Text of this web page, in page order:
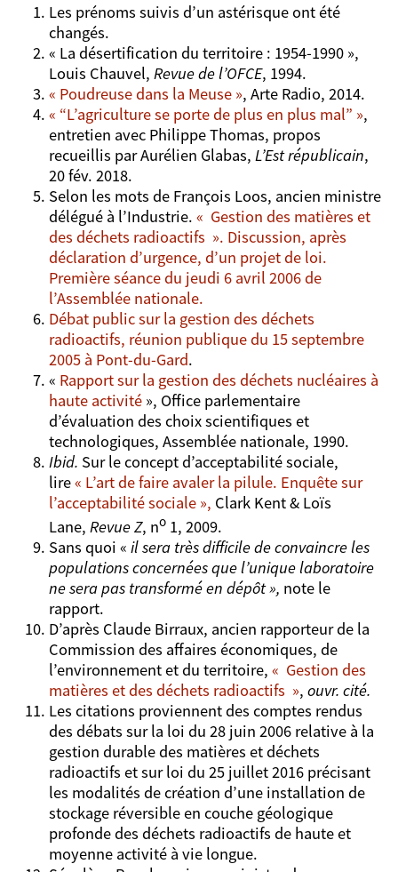
Les prénoms suivis d’un astérisque ont été
changés.
« La désertification du territoire : 1954-1990 »,
Louis Chauvel, Revue de l’OFCE, 1994.
« Poudreuse dans la Meuse », Arte Radio, 2014.
« “L’agriculture se porte de plus en plus mal” »,
entretien avec Philippe Thomas, propos
recueillis par Aurélien Glabas, L’Est républicain,
20 fév. 2018.
Selon les mots de François Loos, ancien ministre
délégué à l’Industrie. « Gestion des matières et
des déchets radioactifs ». Discussion, après
déclaration d’urgence, d’un projet de loi.
Première séance du jeudi 6 avril 2006 de
l’Assemblée nationale.
Débat public sur la gestion des déchets
radioactifs, réunion publique du 15 septembre
2005 à Pont-du-Gard.
« Rapport sur la gestion des déchets nucléaires à
haute activité », Office parlementaire
d’évaluation des choix scientifiques et
technologiques, Assemblée nationale, 1990.
Ibid. Sur le concept d’acceptabilité sociale,
lire« L’art de faire avaler la pilule. Enquête sur
l’acceptabilité sociale », Clark Kent & Loïs
Lane, Revue Z, no 1, 2009.
Sans quoi « il sera très difficile de convaincre les
populations concernées que l’unique laboratoire
ne sera pas transformé en dépôt », note le
rapport.
D’après Claude Birraux, ancien rapporteur de la
Commission des affaires économiques, de
l’environnement et du territoire, « Gestion des
matières et des déchets radioactifs », ouvr. cité.
Les citations proviennent des comptes rendus
des débats sur la loi du 28 juin 2006 relative à la
gestion durable des matières et déchets
radioactifs et sur loi du 25 juillet 2016 précisant
les modalités de création d’une installation de
stockage réversible en couche géologique
profonde des déchets radioactifs de haute et
moyenne activité à vie longue.